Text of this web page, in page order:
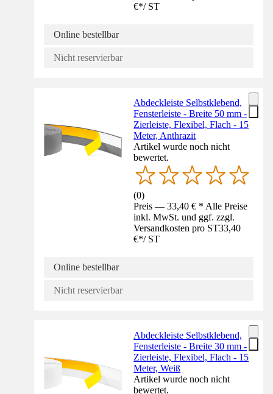
€*/ ST
Online bestellbar
Nicht reservierbar
Abdeckleiste Selbstklebend,
Fensterleiste - Breite 50 mm -
Zierleiste, Flexibel, Flach - 15
Meter, Anthrazit
Artikel wurde noch nicht
bewertet.
(0)
Preis — 33,40 € * Alle Preise
inkl. MwSt. und ggf. zzgl.
Versandkosten pro ST33,40
€*/ ST
Online bestellbar
Nicht reservierbar
Abdeckleiste Selbstklebend,
Fensterleiste - Breite 30 mm -
Zierleiste, Flexibel, Flach - 15
Meter, Weiß
Artikel wurde noch nicht
bewertet.